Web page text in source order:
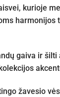
kurioje
gaiva ir
žavesio